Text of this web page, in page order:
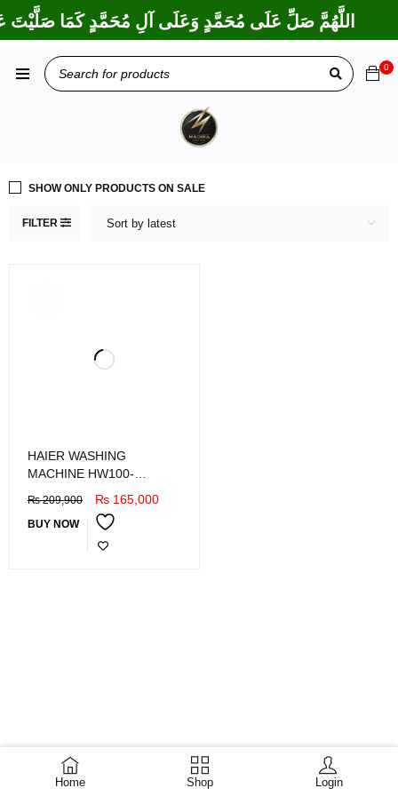
اللَّهُمَّ صَلِّ عَلَى مُحَمَّدٍ وَعَلَى آلِ مُحَمَّدٍ كَمَا صَلَّيْتَ
Home Shop Login
0
FILTER Sort by latest
SHOW ONLY PRODUCTS ON SALE
HAIER WASHING
MACHINE HW100-
₨209,900 ₨ 165,000
BUY NOW